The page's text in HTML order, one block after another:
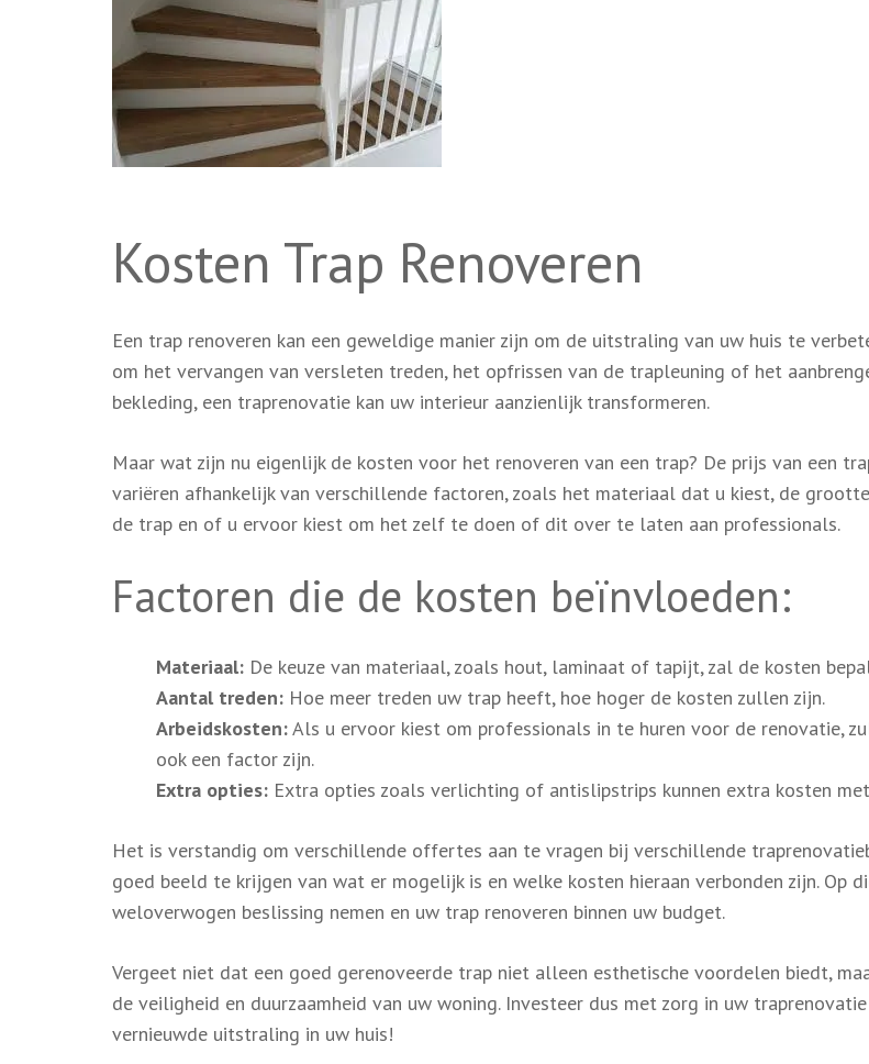
Kosten Trap Renoveren
Een trap renoveren kan een geweldige manier zijn om de uitstraling van uw huis te
om het vervangen van versleten treden, het opfrissen van de trapleuning of het
bekleding, een traprenovatie kan uw interieur aanzienlijk transformeren.
Maar wat zijn nu eigenlijk de kosten voor het renoveren van een trap? De prijs van een
variëren afhankelijk van verschillende factoren, zoals het materiaal dat u kiest, de
de trap en of u ervoor kiest om het zelf te doen of dit over te laten aan professionals.
Factoren die de kosten beïnvloeden:
Materiaal: De keuze van materiaal, zoals hout, laminaat of tapijt, zal de kosten
Aantal treden: Hoe meer treden uw trap heeft, hoe hoger de kosten zullen zijn.
Arbeidskosten:Als u ervoor kiest om professionals in te huren voor de renovatie,
ook een factor zijn.
Extra opties: Extra opties zoals verlichting of antislipstrips kunnen extra kosten met
Het is verstandig om verschillende offertes aan te vragen bij verschillende
goed beeld te krijgen van wat er mogelijk is en welke kosten hieraan verbonden zijn. Op
weloverwogen beslissing nemen en uw trap renoveren binnen uw budget.
Vergeet niet dat een goed gerenoveerde trap niet alleen esthetische voordelen biedt,
de veiligheid en duurzaamheid van uw woning. Investeer dus met zorg in uw
vernieuwde uitstraling in uw huis!